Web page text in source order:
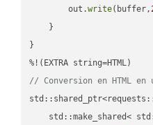
        out.
write(buffer,
    }
}
// Conversion en HTML
std::make_shared<